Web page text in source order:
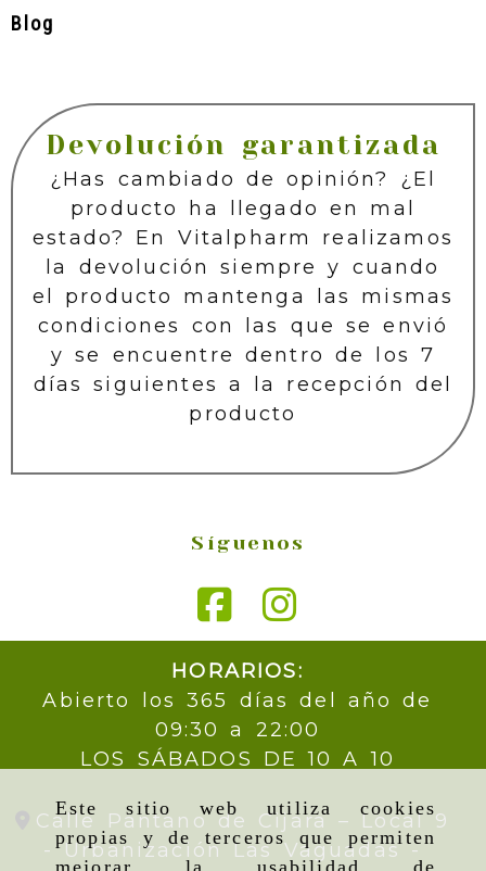
Este sitio web utiliza cookies
propias y de terceros que permiten
Blog
Devolución garantizada
¿Has cambiado de opinión? ¿El
producto ha llegado en mal
estado? En Vitalpharm realizamos
la devolución siempre y cuando
el producto mantenga las mismas
condiciones con las que se envió
y se encuentre dentro de los 7
días siguientes a la recepción del
producto
Síguenos
HORARIOS:
Abierto los 365 días del año de
09:30 a 22:00
LOS SÁBADOS DE 10 A 10
Calle Pantano de Cijara – Local 9
- Urbanización Las Vaguadas -